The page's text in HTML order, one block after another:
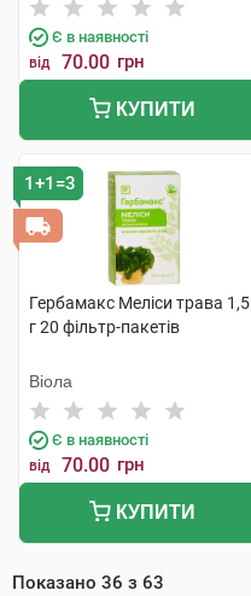
Є в наявності
від 70.00 грн
КУПИТИ
1+1=3
Гербамакс Меліси трава 1,5
г 20 фільтр-пакетів
Віола
Є в наявності
від 70.00 грн
КУПИТИ
Показано 36 з 63